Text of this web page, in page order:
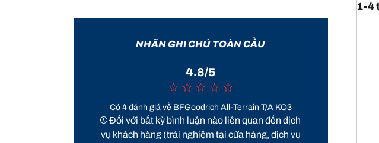
NHÃN GHI CHÚ TOÀN CẦU
4.8/5
Có 4 đánh giá về BFGoodrich All-Terrain T/A KO3
Đối với bất kỳ bình luận nào liên quan đến dịch
vụ khách hàng (trải nghiệm tại cửa hàng, dịch vụ
1-4